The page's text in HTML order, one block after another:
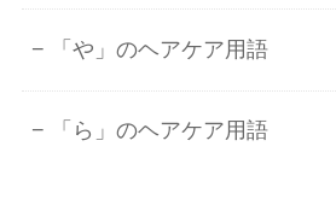
「や」のヘアケア用語
「ら」のヘアケア用語